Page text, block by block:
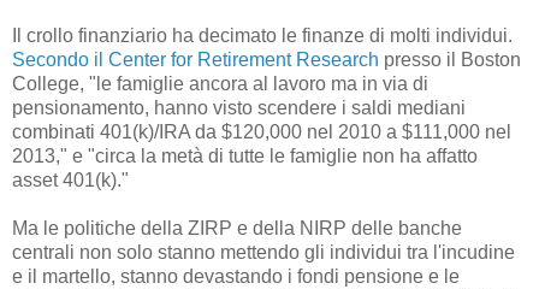
Il crollo finanziario ha decimato le finanze di molti individui.
Secondo il Center for Retirement Research presso il Boston
College, "le famiglie ancora al lavoro ma in via di
pensionamento, hanno visto scendere i saldi mediani
combinati 401(k)/IRA da $120,000 nel 2010 a $111,000 nel
2013," e "circa la metà di tutte le famiglie non ha affatto
asset 401(k)."
Ma le politiche della ZIRP e della NIRP delle banche
centrali non solo stanno mettendo gli individui tra l'incudine
e il martello, stanno devastando i fondi pensione e le